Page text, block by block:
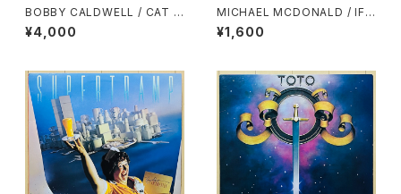
BOBBY CALDWELL / CAT I
N THE HAT
¥4,000
MICHAEL MCDONALD / IF
THAT'S WHAT IT TAKES
¥1,600